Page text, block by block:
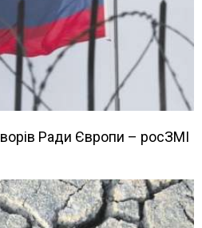
Ради Європи – росЗМІ